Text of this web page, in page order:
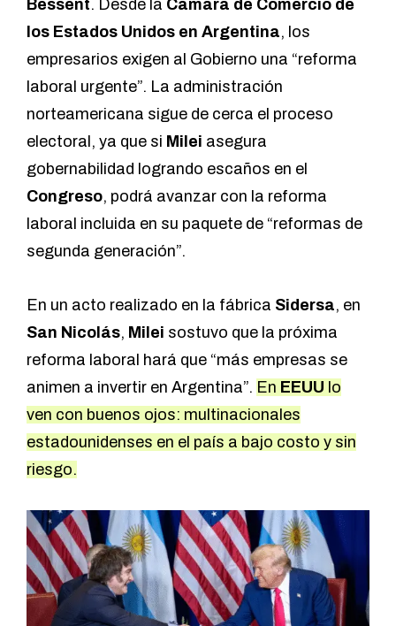
Bessent. Desde la Cámara de Comercio de
los Estados Unidos en Argentina, los
empresarios exigen al Gobierno una “reforma
laboral urgente”. La administración
norteamericana sigue de cerca el proceso
electoral, ya que si Milei asegura
gobernabilidad logrando escaños en el
Congreso, podrá avanzar con la reforma
laboral incluida en su paquete de “reformas de
segunda generación”.
En un acto realizado en la fábrica Sidersa, en
San Nicolás, Milei sostuvo que la próxima
reforma laboral hará que “más empresas se
animen a invertir en Argentina”. En EEUU lo
ven con buenos ojos: multinacionales
estadounidenses en el país a bajo costo y sin
riesgo.